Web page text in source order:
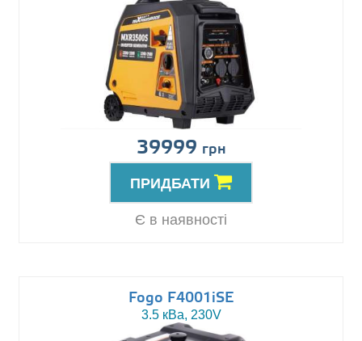
39999 грн
ПРИДБАТИ
Є в наявності
Fogo F4001iSE
3.5 кВа, 230V